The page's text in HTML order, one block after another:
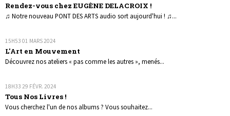
Rendez-vous chez EUGÈNE DELACROIX !
♫ Notre nouveau PONT DES ARTS audio sort aujourd'hui ! ♫...
15H53 01 MARS 2024
L'Art en Mouvement
Découvrez nos ateliers « pas comme les autres », menés...
18H33 29 FÉVR. 2024
Tous Nos Livres !
Vous cherchez l'un de nos albums ? Vous souhaitez...